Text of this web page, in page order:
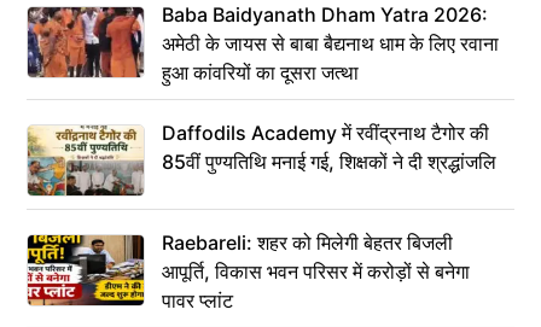
Baba Baidyanath Dham Yatra 2026:
अमेठी के जायस से बाबा बैद्यनाथ धाम के लिए रवाना
हुआ कांवरियों का दूसरा जत्था
Daffodils Academy में रवींद्रनाथ टैगोर की
85वीं पुण्यतिथि मनाई गई, शिक्षकों ने दी श्रद्धांजलि
Raebareli: शहर को मिलेगी बेहतर बिजली
आपूर्ति, विकास भवन परिसर में करोड़ों से बनेगा
पावर प्लांट